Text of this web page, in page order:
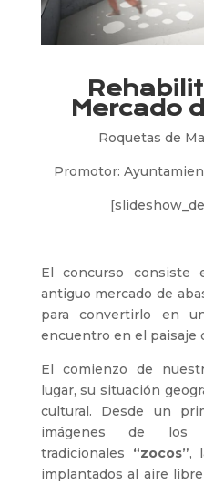
Mercado
Roquetas de
Promotor:
El concurso consiste
antiguo mercado de
para convertirlo en
encuentro en el paisaje
El comienzo de
lugar, su situación
cultural. Desde un
imágenes de los
tradicionales “zocos”,
implantados al aire